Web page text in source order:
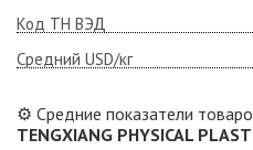
Код ТН ВЭД
Средний USD/кг
⚙️ Средние показатели
TENGXIANG PHYSICAL